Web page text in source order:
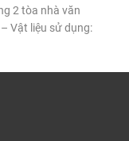
2 tòa nhà văn
Vật liệu sử dụng:
màu Coffee